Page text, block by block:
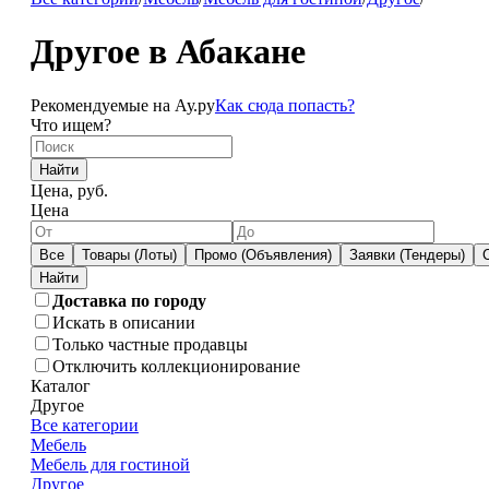
Другое в Абакане
Рекомендуемые на Ау.руКак сюда попасть?
Что ищем?
Найти
Цена, руб.
Цена
Все Товары (Лоты) Промо (Объявления) Заявки (Тендеры)
Доставка по городу
Искать в описании
Только частные продавцы
Отключить коллекционирование
Каталог
Другое
Все категории
Мебель
Мебель для гостиной
Другое